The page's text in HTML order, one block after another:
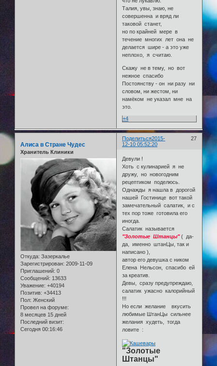
Талия, увы, знаю, не
совершенна и вряд ли
таковой станет,
но по крайней мере в
течение многих лет она не
делается шире - а это уже
неплохо, я считаю.
Скажу не в тему, но вот
нежное спасибо
Постоянству - он ни разу ни
словом, ни жестом, ни
намёком не указал мне на
это.
+4
Поделиться 27
2015-
12-10 05:52:20
Алиса в Стране Чудес
Хранитель Клиники
Откуда: Зазеркалье
Зарегистрирован: 2009-11-09
Приглашений: 0
Сообщений: 13633
Уважение: +40194
Позитив: +34413
Пол: Женский
Провел на форуме:
8 месяцев 15 дней
Последний визит:
Сегодня 00:16:46
Девули !
Хоть с кулинарией я не
дружу, но новогодним
рецептиком поделюсь.
Однажды я нашла в дорогой
нашей Гостинице вот такой
замечательный салатик, и с
тех пор тоже готовила его
иногда.
Салатик называется
"Золотые Штанцы"( да-
да, именно штанЦы, так и
написано ),
автор его девушка с ником
Елена Нельсон, спасибо ей
за креатив.
Девы, сразу предупреждаю,
салатик ужасно калорийный
!!!
Но если желание вкусить
любимые ШтанЦы сильнее
желания худеть, тогда
ловите :
"Золотые
Штанцы"